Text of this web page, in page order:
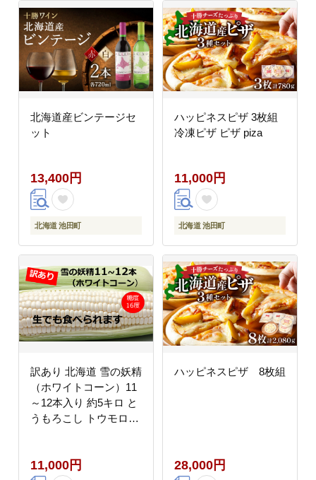
北海道産ビンテージセ
ット
13,400円
北海道 池田町
ハッピネスピザ 3枚組
冷凍ピザ ピザ piza
11,000円
北海道 池田町
訳あり 北海道 雪の妖精
（ホワイトコーン）11
～12本入り 約5キロ と
うもろこし トウモロコ
11,000円
ハッピネスピザ 8枚組
28,000円